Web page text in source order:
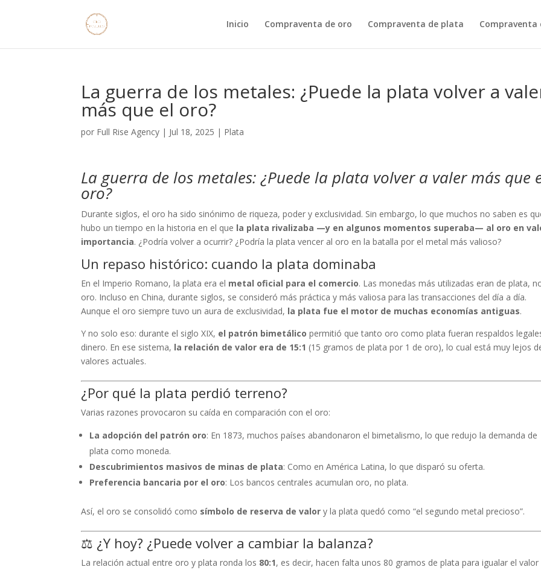
Inicio Compraventa de oro Compraventa de plata Compraventa
La guerra de los metales: ¿Puede la plata volver a
más que el oro?
por Full Rise Agency | Jul 18, 2025 | Plata
La guerra de los metales: ¿Puede la plata volver a valer más que
oro?
Durante siglos, el oro ha sido sinónimo de riqueza, poder y exclusividad. Sin embargo, lo que muchos no saben es
hubo un tiempo en la historia en el que la plata rivalizaba —y en algunos momentos superaba— al oro en
importancia. ¿Podría volver a ocurrir? ¿Podría la plata vencer al oro en la batalla por el metal más valioso?
Un repaso histórico: cuando la plata dominaba
En el Imperio Romano, la plata era el metal oficial para el comercio. Las monedas más utilizadas eran de plata,
oro. Incluso en China, durante siglos, se consideró más práctica y más valiosa para las transacciones del día a día.
Aunque el oro siempre tuvo un aura de exclusividad, la plata fue el motor de muchas economías antiguas.
Y no solo eso: durante el siglo XIX, el patrón bimetálico permitió que tanto oro como plata fueran respaldos
dinero. En ese sistema, la relación de valor era de 15:1 (15 gramos de plata por 1 de oro), lo cual está muy lejos
valores actuales.
¿Por qué la plata perdió terreno?
Varias razones provocaron su caída en comparación con el oro:
La adopción del patrón oro: En 1873, muchos países abandonaron el bimetalismo, lo que redujo la demanda de
plata como moneda.
Descubrimientos masivos de minas de plata: Como en América Latina, lo que disparó su oferta.
Preferencia bancaria por el oro: Los bancos centrales acumulan oro, no plata.
Así, el oro se consolidó como símbolo de reserva de valor y la plata quedó como “el segundo metal precioso”.
⚖️ ¿Y hoy? ¿Puede volver a cambiar la balanza?
La relación actual entre oro y plata ronda los 80:1, es decir, hacen falta unos 80 gramos de plata para igualar el valor